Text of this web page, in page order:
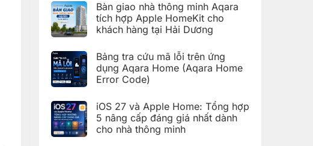
Aqara
Home
thống
nhà
thông
minh
khách
hàng
tại
KDT
Hà
Nội
bình
luận
ở
Hoàn
giao
nhà
thông
minh
Aqara
khách
hàng
tại
KDT
Ecopark,
Bàn giao nhà thông minh Aqara
tích hợp Apple HomeKit cho
khách hàng tại Hải Dương
bình
luận
ở
Bàn
thông
minh
Aqara
tích
hợp
Bảng tra cứu mã lỗi trên ứng
dụng Aqara Home (Aqara Home
Error Code)
bình
luận
ở
Bảng
iOS 27 và Apple Home: Tổng hợp
5 nâng cấp đáng giá nhất dành
cho nhà thông minh